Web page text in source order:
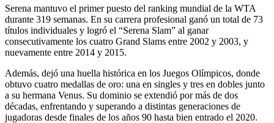
Serena mantuvo el primer puesto del ranking mundial de la WTA
durante 319 semanas. En su carrera profesional ganó un total de 73
títulos individuales y logró el “Serena Slam” al ganar
consecutivamente los cuatro Grand Slams entre 2002 y 2003, y
nuevamente entre 2014 y 2015.
Además, dejó una huella histórica en los Juegos Olímpicos, donde
obtuvo cuatro medallas de oro: una en singles y tres en dobles junto
a su hermana Venus. Su dominio se extendió por más de dos
décadas, enfrentando y superando a distintas generaciones de
jugadoras desde finales de los años 90 hasta bien entrado el 2020.